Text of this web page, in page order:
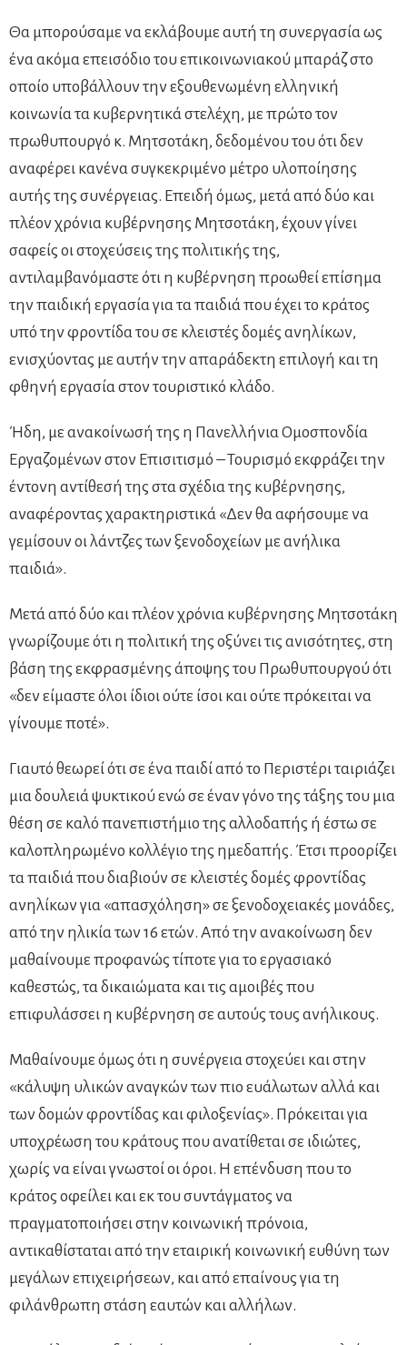
Θα μπορούσαμε να εκλάβουμε αυτή τη συνεργασία ως
ένα ακόμα επεισόδιο του επικοινωνιακού μπαράζ στο
οποίο υποβάλλουν την εξουθενωμένη ελληνική
κοινωνία τα κυβερνητικά στελέχη, με πρώτο τον
πρωθυπουργό κ. Μητσοτάκη, δεδομένου του ότι δεν
αναφέρει κανένα συγκεκριμένο μέτρο υλοποίησης
αυτής της συνέργειας. Επειδή όμως, μετά από δύο και
πλέον χρόνια κυβέρνησης Μητσοτάκη, έχουν γίνει
σαφείς οι στοχεύσεις της πολιτικής της,
αντιλαμβανόμαστε ότι η κυβέρνηση προωθεί επίσημα
την παιδική εργασία για τα παιδιά που έχει το κράτος
υπό την φροντίδα του σε κλειστές δομές ανηλίκων,
ενισχύοντας με αυτήν την απαράδεκτη επιλογή και τη
φθηνή εργασία στον τουριστικό κλάδο.
Ήδη, με ανακοίνωσή της η Πανελλήνια Ομοσπονδία
Εργαζομένων στον Επισιτισμό – Τουρισμό εκφράζει την
έντονη αντίθεσή της στα σχέδια της κυβέρνησης,
αναφέροντας χαρακτηριστικά «Δεν θα αφήσουμε να
γεμίσουν οι λάντζες των ξενοδοχείων με ανήλικα
παιδιά».
Μετά από δύο και πλέον χρόνια κυβέρνησης Μητσοτάκη
γνωρίζουμε ότι η πολιτική της οξύνει τις ανισότητες, στη
βάση της εκφρασμένης άποψης του Πρωθυπουργού ότι
«δεν είμαστε όλοι ίδιοι ούτε ίσοι και ούτε πρόκειται να
γίνουμε ποτέ».
Γιαυτό θεωρεί ότι σε ένα παιδί από το Περιστέρι ταιριάζει
μια δουλειά ψυκτικού ενώ σε έναν γόνο της τάξης του μια
θέση σε καλό πανεπιστήμιο της αλλοδαπής ή έστω σε
καλοπληρωμένο κολλέγιο της ημεδαπής. Έτσι προορίζει
τα παιδιά που διαβιούν σε κλειστές δομές φροντίδας
ανηλίκων για «απασχόληση» σε ξενοδοχειακές μονάδες,
από την ηλικία των 16 ετών. Από την ανακοίνωση δεν
μαθαίνουμε προφανώς τίποτε για το εργασιακό
καθεστώς, τα δικαιώματα και τις αμοιβές που
επιφυλάσσει η κυβέρνηση σε αυτούς τους ανήλικους.
Μαθαίνουμε όμως ότι η συνέργεια στοχεύει και στην
«κάλυψη υλικών αναγκών των πιο ευάλωτων αλλά και
των δομών φροντίδας και φιλοξενίας». Πρόκειται για
υποχρέωση του κράτους που ανατίθεται σε ιδιώτες,
χωρίς να είναι γνωστοί οι όροι. Η επένδυση που το
κράτος οφείλει και εκ του συντάγματος να
πραγματοποιήσει στην κοινωνική πρόνοια,
αντικαθίσταται από την εταιρική κοινωνική ευθύνη των
μεγάλων επιχειρήσεων, και από επαίνους για τη
φιλάνθρωπη στάση εαυτών και αλλήλων.